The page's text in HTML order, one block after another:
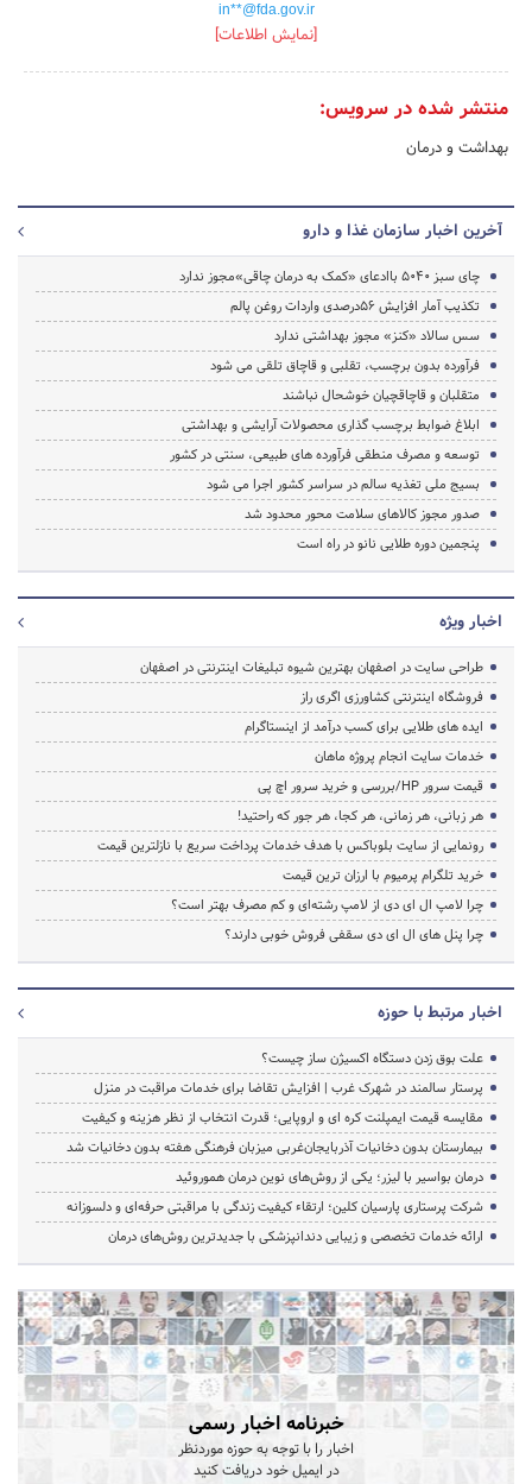
in**@fda.gov.ir
[نمایش اطلاعات]
منتشر شده در سرویس:
بهداشت و درمان
آخرین اخبار سازمان غذا و دارو
چای سبز 5040 باادعای «کمک به درمان چاقی»مجوز ندارد
تکذیب آمار افزایش 56درصدی واردات روغن پالم
سس سالاد «کنز» مجوز بهداشتی ندارد
فرآورده بدون برچسب، تقلبی و قاچاق تلقی می شود
متقلبان و قاچاقچیان خوشحال نباشند
ابلاغ ضوابط برچسب گذاری محصولات آرایشی و بهداشتی
توسعه و مصرف منطقی فرآورده های طبیعی، سنتی در کشور
بسیج ملی تغذیه سالم در سراسر کشور اجرا می شود
صدور مجوز کالاهای سلامت محور محدود شد
پنجمین دوره طلایی نانو در راه است
اخبار ویژه
طراحی سایت در اصفهان بهترین شیوه تبلیغات اینترنتی در اصفهان
فروشگاه اینترنتی کشاورزی اگری راز
ایده های طلایی برای کسب درآمد از اینستاگرام
خدمات سایت انجام پروژه ماهان
قیمت سرور HP/بررسی و خرید سرور اچ پی
هر زبانی، هر زمانی، هر کجا، هر جور که راحتید!
رونمایی از سایت بلوباکس با هدف خدمات پرداخت سریع با نازلترین قیمت
خرید تلگرام پرمیوم با ارزان ترین قیمت
چرا لامپ ال ای دی از لامپ رشته‌ای و کم مصرف بهتر است؟
چرا پنل های ال ای دی سقفی فروش خوبی دارند؟
اخبار مرتبط با حوزه
علت بوق زدن دستگاه اکسیژن ساز چیست؟
پرستار سالمند در شهرک غرب | افزایش تقاضا برای خدمات مراقبت در منزل
مقایسه قیمت ایمپلنت کره ای و اروپایی؛ قدرت انتخاب از نظر هزینه و کیفیت
بیمارستان بدون دخانیات آذربایجان‌غربی میزبان فرهنگی هفته بدون دخانیات شد
درمان بواسیر با لیزر؛ یکی از روش‌های نوین درمان هموروئید
شرکت پرستاری پارسیان کلین؛ ارتقاء کیفیت زندگی با مراقبتی حرفه‌ای و دلسوزانه
ارائه خدمات تخصصی و زیبایی دندانپزشکی با جدیدترین روش‌های درمان
خبرنامه اخبار رسمی
اخبار را با توجه به حوزه موردنظر
در ایمیل خود دریافت کنید